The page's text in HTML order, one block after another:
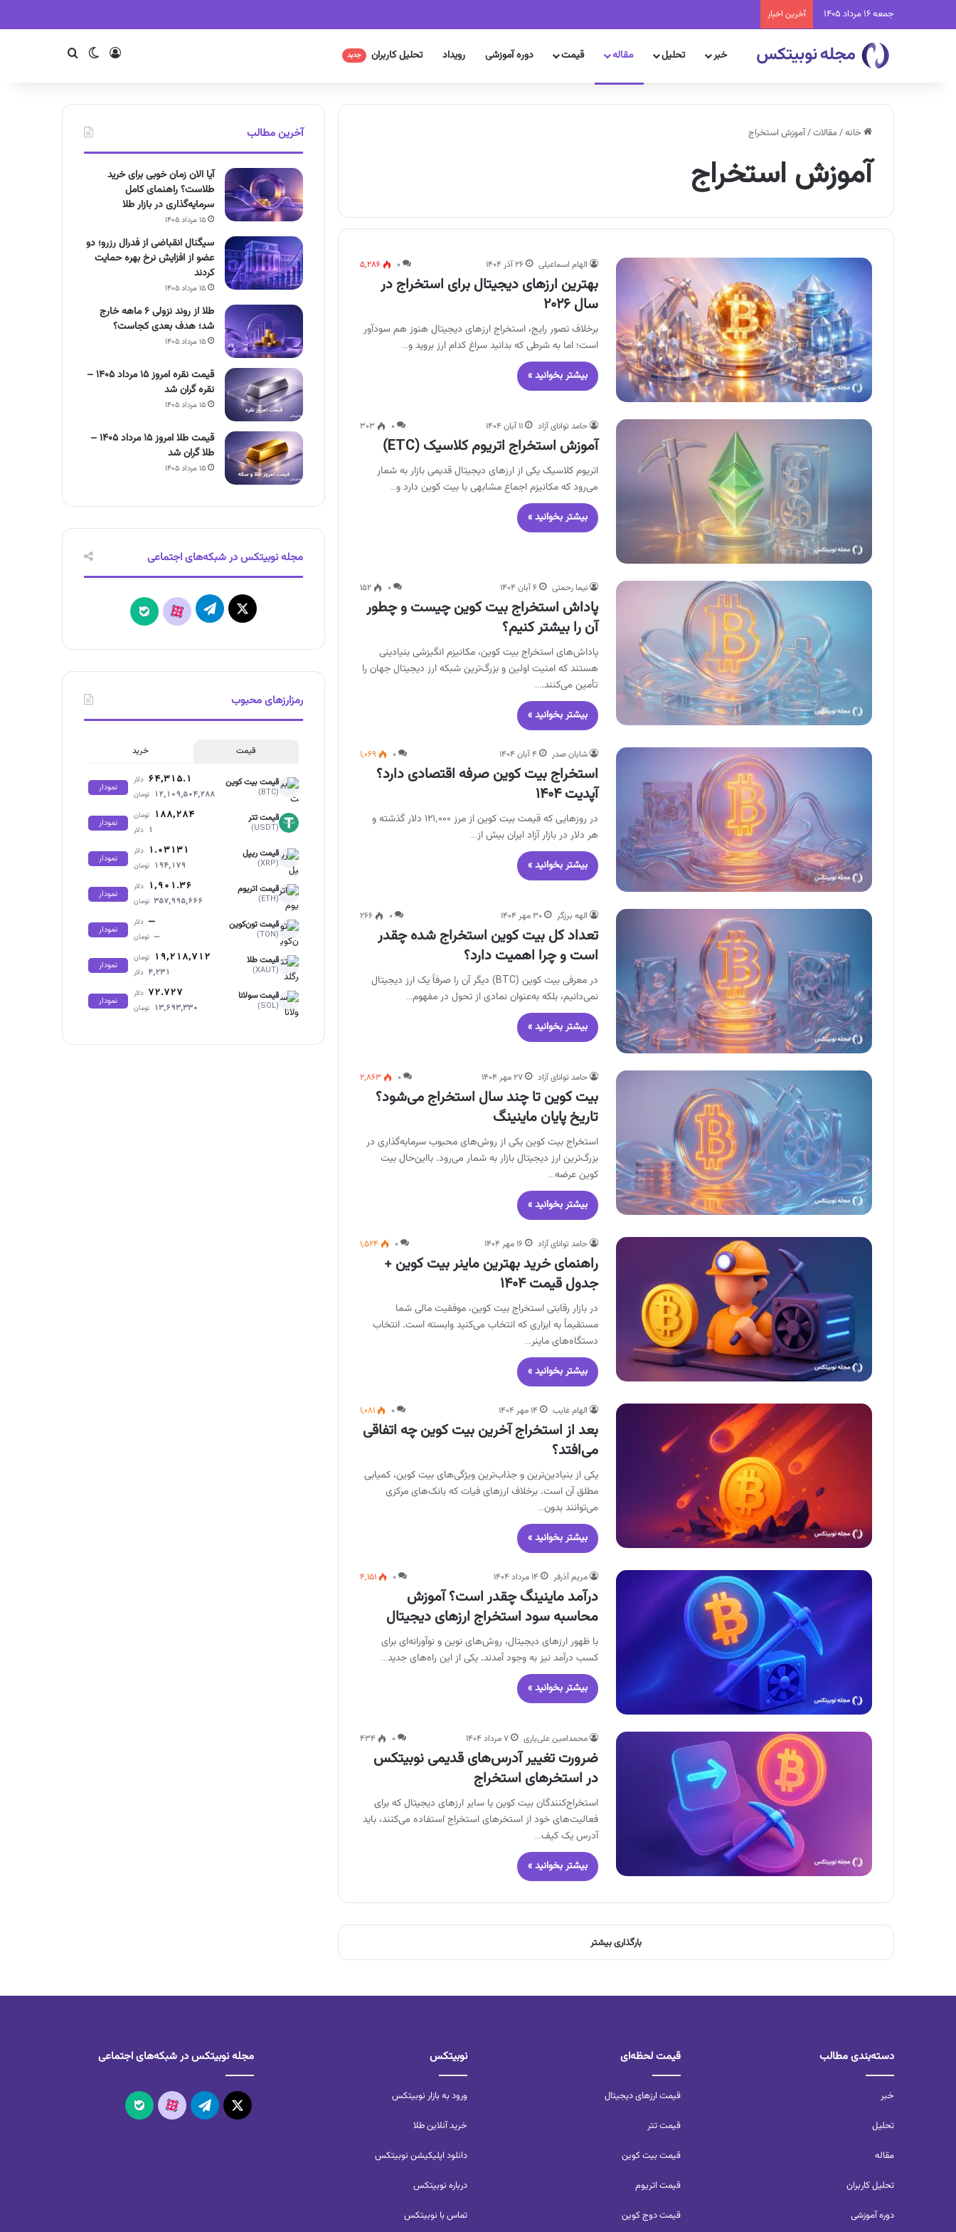
جمعه 16 مرداد 1405 آخرین اخبار
خبر تحلیل مقاله قیمت دوره آموزشی رویداد تحلیل کاربران جدید ورودتغییر پوسته
جستجو
خانه/مقالات/آموزش استخراج
آموزش استخراج
الهام اسماعیلی ۲۶ آذر ۱۴۰۴ ۰ ۵,۲۸۶
بهترین ارزهای دیجیتال برای استخراج در
سال ۲۰۲۶
برخلاف تصور رایج، استخراج ارزهای دیجیتال هنوز هم سودآور
است؛ اما به شرطی که بدانید سراغ کدام ارز بروید و…
بیشتر بخوانید »
حامد توانای آزاد ۱۱ آبان ۱۴۰۴ ۰ ۳۰۳
آموزش استخراج اتریوم کلاسیک (ETC)
اتریوم کلاسیک یکی از ارزهای دیجیتال قدیمی بازار به شمار
می‌رود که مکانیزم اجماع مشابهی با بیت کوین دارد و…
بیشتر بخوانید »
نیما رحمتی ۶ آبان ۱۴۰۴ ۰ ۱۵۲
پاداش استخراج بیت کوین چیست و چطور
آن را بیشتر کنیم؟
پاداش‌های استخراج بیت کوین، مکانیزم انگیزشی بنیادینی
هستند که امنیت اولین و بزرگ‌ترین شبکه ارز دیجیتال جهان را
تأمین می‌کنند.…
بیشتر بخوانید »
شایان صدر ۴ آبان ۱۴۰۴ ۰ ۱,۰۶۹
استخراج بیت کوین صرفه اقتصادی دارد؟
آپدیت ۱۴۰۴
در روزهایی که قیمت بیت‌ کوین از مرز ۱۲۱٬۰۰۰ دلار گذشته و
هر دلار در بازار آزاد ایران بیش از…
بیشتر بخوانید »
الهه برزگر ۳۰ مهر ۱۴۰۴ ۰ ۲۶۶
تعداد کل بیت کوین استخراج شده چقدر
است و چرا اهمیت دارد؟
در معرفی بیت کوین (BTC) دیگر آن را صرفاً یک ارز دیجیتال
نمی‌دانیم، بلکه به‌عنوان نمادی از تحول در مفهوم…
بیشتر بخوانید »
حامد توانای آزاد ۲۷ مهر ۱۴۰۴ ۰ ۲,۸۶۳
بیت کوین تا چند سال استخراج می‌شود؟
تاریخ پایان ماینینگ
استخراج بیت کوین یکی از روش‌های محبوب سرمایه‌گذاری در
بزرگ‌ترین ارز دیجیتال بازار به شمار می‌رود. بااین‌حال بیت
کوین عرضه…
بیشتر بخوانید »
حامد توانای آزاد ۱۶ مهر ۱۴۰۴ ۰ ۱,۵۲۴
راهنمای خرید بهترین ماینر بیت کوین +
جدول قیمت ۱۴۰۴
در بازار رقابتی استخراج بیت کوین، موفقیت مالی شما
مستقیماً به ابزاری که انتخاب می‌کنید وابسته است. انتخاب
دستگاه‌های ماینر…
بیشتر بخوانید »
الهام غایب ۱۴ مهر ۱۴۰۴ ۰ ۱,۰۸۱
بعد از استخراج آخرین بیت کوین چه اتفاقی
می‌افتد؟
یکی از بنیادین‌ترین و جذاب‌ترین ویژگی‌های بیت کوین، کمیابی
مطلق آن است. برخلاف ارزهای فیات که بانک‌های مرکزی
می‌توانند بدون…
بیشتر بخوانید »
مریم آذرفر ۱۴ مرداد ۱۴۰۴ ۰ ۴,۱۵۱
درآمد ماینینگ چقدر است؟ آموزش
محاسبه سود استخراج ارزهای دیجیتال
با ظهور ارزهای دیجیتال، روش‌های نوین و نوآورانه‌ای برای
کسب درآمد نیز به وجود آمدند. یکی از این راه‌های جدید…
بیشتر بخوانید »
محمدامین علی‌یاری ۷ مرداد ۱۴۰۴ ۰ ۴۳۴
ضرورت تغییر آدرس‌های قدیمی نوبیتکس
در استخر‌های استخراج
استخراج‌کنندگان بیت کوین یا سایر ارزهای دیجیتال که برای
فعالیت‌های خود از استخرهای استخراج استفاده می‌کنند، باید
آدرس یک کیف…
بیشتر بخوانید »
بارگذاری بیشتر
آخرین مطالب
آیا الان زمان خوبی برای خرید
طلاست؟ راهنمای کامل
سرمایه‌گذاری در بازار طلا
۱۵ مرداد ۱۴۰۵
سیگنال انقباضی از فدرال رزرو؛ دو
عضو از افزایش نرخ بهره حمایت
کردند
۱۵ مرداد ۱۴۰۵
طلا از روند نزولی ۶ ماهه خارج
شد؛ هدف بعدی کجاست؟
۱۵ مرداد ۱۴۰۵
قیمت نقره امروز ۱۵ مرداد ۱۴۰۵ –
نقره گران شد
۱۵ مرداد ۱۴۰۵
قیمت طلا امروز ۱۵ مرداد ۱۴۰۵ –
طلا گران شد
۱۵ مرداد ۱۴۰۵
مجله نوبیتکس در شبکه‌های اجتماعی
X تلگرام آپارات بله
رمزارزهای محبوب
قیمت خرید
قیمت بیت کوین
(BTC)
۶۴,۳۱۵.۱ دلار
۱۲,۱۰۹,۵۰۴,۲۸۸ تومان
نمودار
قیمت تتر
(USDT)
۱۸۸,۲۸۴ تومان
۱ دلار
نمودار
قیمت ریپل
(XRP)
۱.۰۳۱۳۱ دلار
۱۹۴,۱۷۹ تومان
نمودار
قیمت اتریوم
(ETH)
۱,۹۰۱.۳۶ دلار
۳۵۷,۹۹۵,۶۶۶ تومان
نمودار
قیمت تون‌کوین
(TON)
— دلار
— تومان
نمودار
قیمت طلا
(XAUT)
۱۹,۲۱۸,۷۱۲ تومان
۴,۲۳۱ دلار
نمودار
قیمت سولانا
(SOL)
۷۲.۷۲۷ دلار
۱۳,۶۹۳,۳۳۰ تومان
نمودار
دسته‌بندی مطالب
خبر
تحلیل‌
مقاله
تحلیل کاربران‌
دوره آموزشی
قیمت لحظه‌ای
قیمت ارزهای دیجیتال
قیمت تتر
قیمت بیت کوین
قیمت اتریوم
قیمت دوج کوین
نوبیتکس
ورود به بازار نوبیتکس
خرید آنلاین طلا
دانلود اپلیکیشن نوبیتکس
درباره نوبیتکس
تماس با نوبیتکس
مجله نوبیتکس در شبکه‌های اجتماعی
X تلگرام آپارات بله